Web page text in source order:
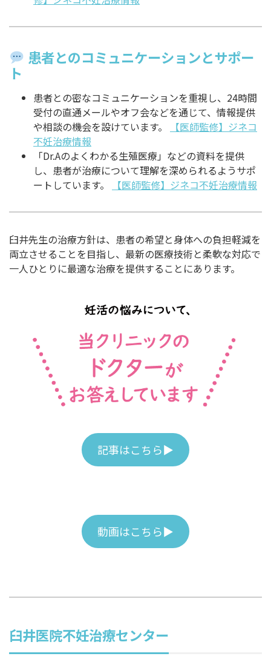
患者とのコミュニケーションとサポー
ト
患者との密なコミュニケーションを重視し、24時間
受付の直通メールやオフ会などを通じて、情報提供
や相談の機会を設けています。
【医師監修】ジネコ
不妊治療情報
「Dr.Aのよくわかる生殖医療」などの資料を提供
し、患者が治療について理解を深められるようサポ
ートしています。
【医師監修】ジネコ不妊治療情報
臼井先生の治療方針は、患者の希望と身体への負担軽減を
両立させることを目指し、最新の医療技術と柔軟な対応で
一人ひとりに最適な治療を提供することにあります。
記事はこちら▶
動画はこちら▶
臼井医院不妊治療センター